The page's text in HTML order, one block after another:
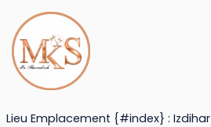
contenu
Lieu Emplacement {#index} : Izdihar